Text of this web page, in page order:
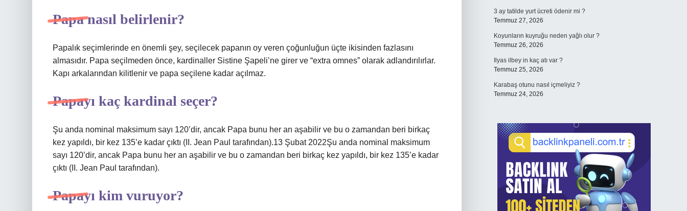
Papa nasıl belirlenir?
Papalık seçimlerinde en önemli şey, seçilecek papanın oy veren çoğunluğun üçte ikisinden fazlasını
almasıdır. Papa seçilmeden önce, kardinaller Sistine Şapeli’ne girer ve “extra omnes” olarak adlandırılırlar.
Kapı arkalarından kilitlenir ve papa seçilene kadar açılmaz.
Papayı kaç kardinal seçer?
Şu anda nominal maksimum sayı 120’dir, ancak Papa bunu her an aşabilir ve bu o zamandan beri birkaç
kez yapıldı, bir kez 135’e kadar çıktı (II. Jean Paul tarafından).13 Şubat 2022Şu anda nominal maksimum
sayı 120’dir, ancak Papa bunu her an aşabilir ve bu o zamandan beri birkaç kez yapıldı, bir kez 135’e kadar
çıktı (II. Jean Paul tarafından).
Papayı kim vuruyor?
3 ay tatilde yurt ücreti ödenir mi ?
Temmuz 27, 2026
Koyunların kuyruğu neden yağlı olur ?
Temmuz 26, 2026
Ilyas ilbey in kaç atı var ?
Temmuz 25, 2026
Karabaş otunu nasıl içmeliyiz ?
Temmuz 24, 2026